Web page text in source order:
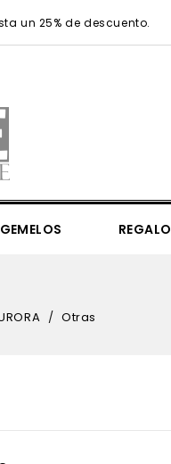
un 25% de descuento.
GEMELOS
Otras